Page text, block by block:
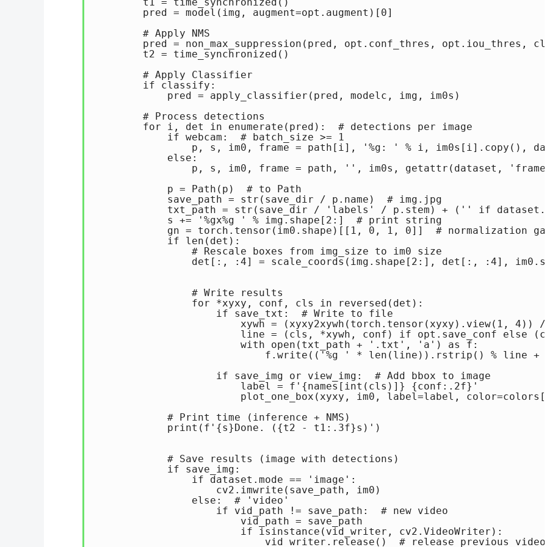
        pred = model(img, augment=opt.augment)[0]
        # Apply NMS
pred = non_max_suppression(pred, opt.conf_thres, opt.iou_thres,
        t2 = time_synchronized()
        # Apply Classifier
        if classify:
            pred = apply_classifier(pred, modelc, img, im0s)
        # Process detections
        for i, det in enumerate(pred):  # detections per image
            if webcam:  # batch_size >= 1
p, s, im0, frame = path[i], '%g: ' % i, im0s[i].copy(),
            else:
p, s, im0, frame = path, '', im0s, getattr(dataset,
            p = Path(p)  # to Path
            save_path = str(save_dir / p.name)  # img.jpg
txt_path = str(save_dir / 'labels' / p.stem) + ('' if
            s += '%gx%g ' % img.shape[2:]  # print string
gn = torch.tensor(im0.shape)[[1, 0, 1, 0]]  # normalization
            if len(det):
                # Rescale boxes from img_size to im0 size
det[:, :4] = scale_coords(img.shape[2:], det[:, :4],
                # Write results
                for *xyxy, conf, cls in reversed(det):
                    if save_txt:  # Write to file
xywh = (xyxy2xywh(torch.tensor(xyxy).view(1, 4))
line = (cls, *xywh, conf) if opt.save_conf else
                        with open(txt_path + '.txt', 'a') as f:
f.write(('%g ' * len(line)).rstrip() % line +
                    if save_img or view_img:  # Add bbox to image
                        label = f'{names[int(cls)]} {conf:.2f}'
plot_one_box(xyxy, im0, label=label,
            # Print time (inference + NMS)
            print(f'{s}Done. ({t2 - t1:.3f}s)')
            # Save results (image with detections)
            if save_img:
                if dataset.mode == 'image':
                    cv2.imwrite(save_path, im0)
                else:  # 'video'
                    if vid_path != save_path:  # new video
                        vid_path = save_path
                        if isinstance(vid_writer, cv2.VideoWriter):
vid_writer.release()  # release previous video